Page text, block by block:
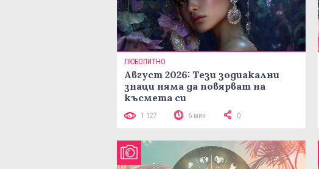
ЛЮБОПИТНО
Август 2026: Тези зодиакални
знаци няма да повярват на
късмета си
1 127 6 мин 0